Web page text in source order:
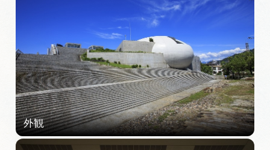
イベント
グルメ
旅の予約
アクセス
行きたいリストを見る